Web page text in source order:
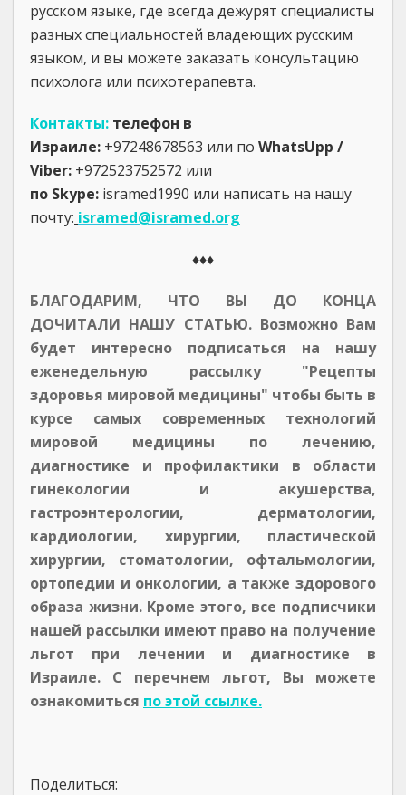
русском языке, где всегда дежурят специалисты
разных специальностей владеющих русским
языком, и вы можете заказать консультацию
психолога или психотерапевта.
Контакты: телефон в
Израиле: +97248678563 или по WhatsUpp /
Viber: +972523752572 или
по Skype: isramed1990 или написать на нашу
почту: isramed@isramed.org
♦♦♦
БЛАГОДАРИМ, ЧТО ВЫ ДО КОНЦА
ДОЧИТАЛИ НАШУ СТАТЬЮ. Возможно Вам
будет интересно подписаться на нашу
еженедельную рассылку "Рецепты
здоровья мировой медицины" чтобы быть в
курсе самых современных технологий
мировой медицины по лечению,
диагностике и профилактики в области
гинекологии и акушерства,
гастроэнтерологии, дерматологии,
кардиологии, хирургии, пластической
хирургии, стоматологии, офтальмологии,
ортопедии и онкологии, а также здорового
образа жизни. Кроме этого, все подписчики
нашей рассылки имеют право на получение
льгот при лечении и диагностике в
Израиле. С перечнем льгот, Вы можете
ознакомиться по этой ссылке.
Поделиться: